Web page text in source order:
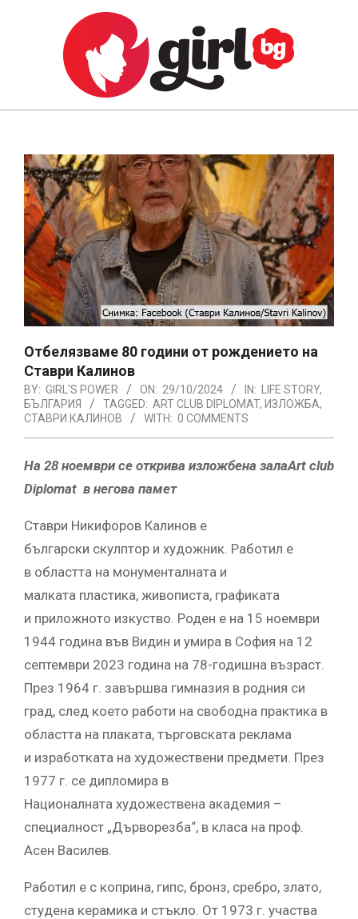
GIRL.BG
Navigation
Menu
Отбелязваме 80 години от рождението на
Ставри Калинов
BY: GIRL'S POWER ON: 29/10/2024 IN: LIFE STORY,
БЪЛГАРИЯ
TAGGED: ART CLUB DIPLOMAT, ИЗЛОЖБА,
СТАВРИ КАЛИНОВ
WITH: 0 COMMENTS
На 28 ноември се открива изложбена залаArt club
Diplomat в негова памет
Ставри Никифоров Калинов е
български скулптор и художник. Работил е
в областта на монументалната и
малката пластика, живописта, графиката
и приложното изкуство. Роден е на 15 ноември
1944 година във Видин и умира в София на 12
септември 2023 година на 78-годишна възраст.
През 1964 г. завършва гимназия в родния си
град, след което работи на свободна практика в
областта на плаката, търговската реклама
и изработката на художествени предмети. През
1977 г. се дипломира в
Националната художествена академия –
специалност „Дърворезба“, в класа на проф.
Асен Василев.
Работил е с коприна, гипс, бронз, сребро, злато,
студена керамика и стъкло. От 1973 г. участва